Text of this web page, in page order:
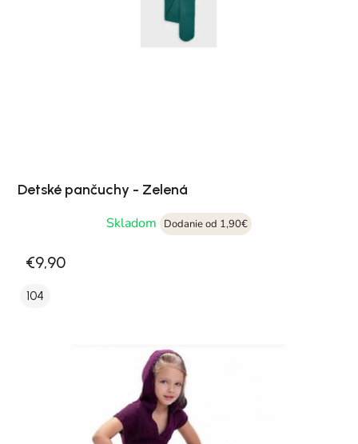
Detské pančuchy - Zelená
Skladom
Dodanie od 1,90€
€9,90
104